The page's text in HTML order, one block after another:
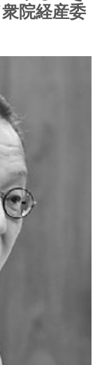
院経産委